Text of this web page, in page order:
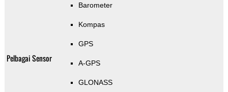
Pelbagai Sensor
Barometer
Kompas
GPS
A-GPS
GLONASS